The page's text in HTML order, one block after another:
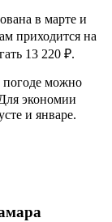
в марте и
приходится на
13 220 ₽.
погоде можно
экономии
и январе.